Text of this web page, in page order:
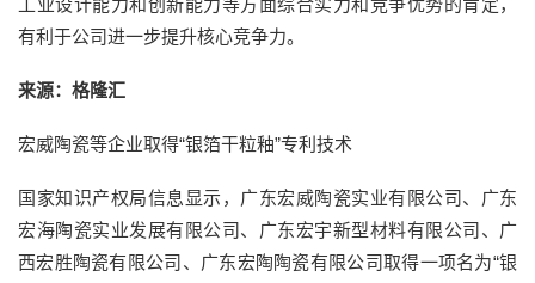
工业设计能力和创新能力等方面综合实力和竞争优势的肯定，
有利于公司进一步提升核心竞争力。
来源：格隆汇
宏威陶瓷等企业取得“银箔干粒釉”专利技术
国家知识产权局信息显示，广东宏威陶瓷实业有限公司、广东
宏海陶瓷实业发展有限公司、广东宏宇新型材料有限公司、广
西宏胜陶瓷有限公司、广东宏陶陶瓷有限公司取得一项名为“银